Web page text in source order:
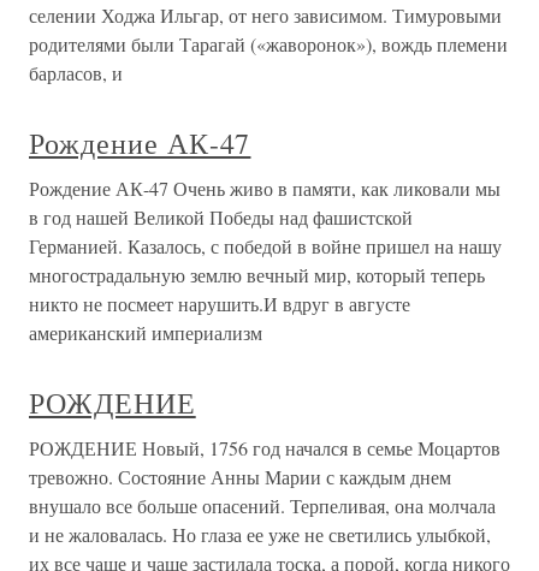
селении Ходжа Ильгар, от него зависимом. Тимуровыми
родителями были Тарагай («жаворонок»), вождь племени
барласов, и
Рождение АК-47
Рождение АК-47 Очень живо в памяти, как ликовали мы
в год нашей Великой Победы над фашистской
Германией. Казалось, с победой в войне пришел на нашу
многострадальную землю вечный мир, который теперь
никто не посмеет нарушить.И вдруг в августе
американский империализм
РОЖДЕНИЕ
РОЖДЕНИЕ Новый, 1756 год начался в семье Моцартов
тревожно. Состояние Анны Марии с каждым днем
внушало все больше опасений. Терпеливая, она молчала
и не жаловалась. Но глаза ее уже не светились улыбкой,
их все чаще и чаще застилала тоска, а порой, когда никого